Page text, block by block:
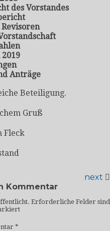
des Vorstandes
2019
Anträge
Beteiligung.
Gruß
Fleck
next
Kommentar
Erforderliche Felder sind
*